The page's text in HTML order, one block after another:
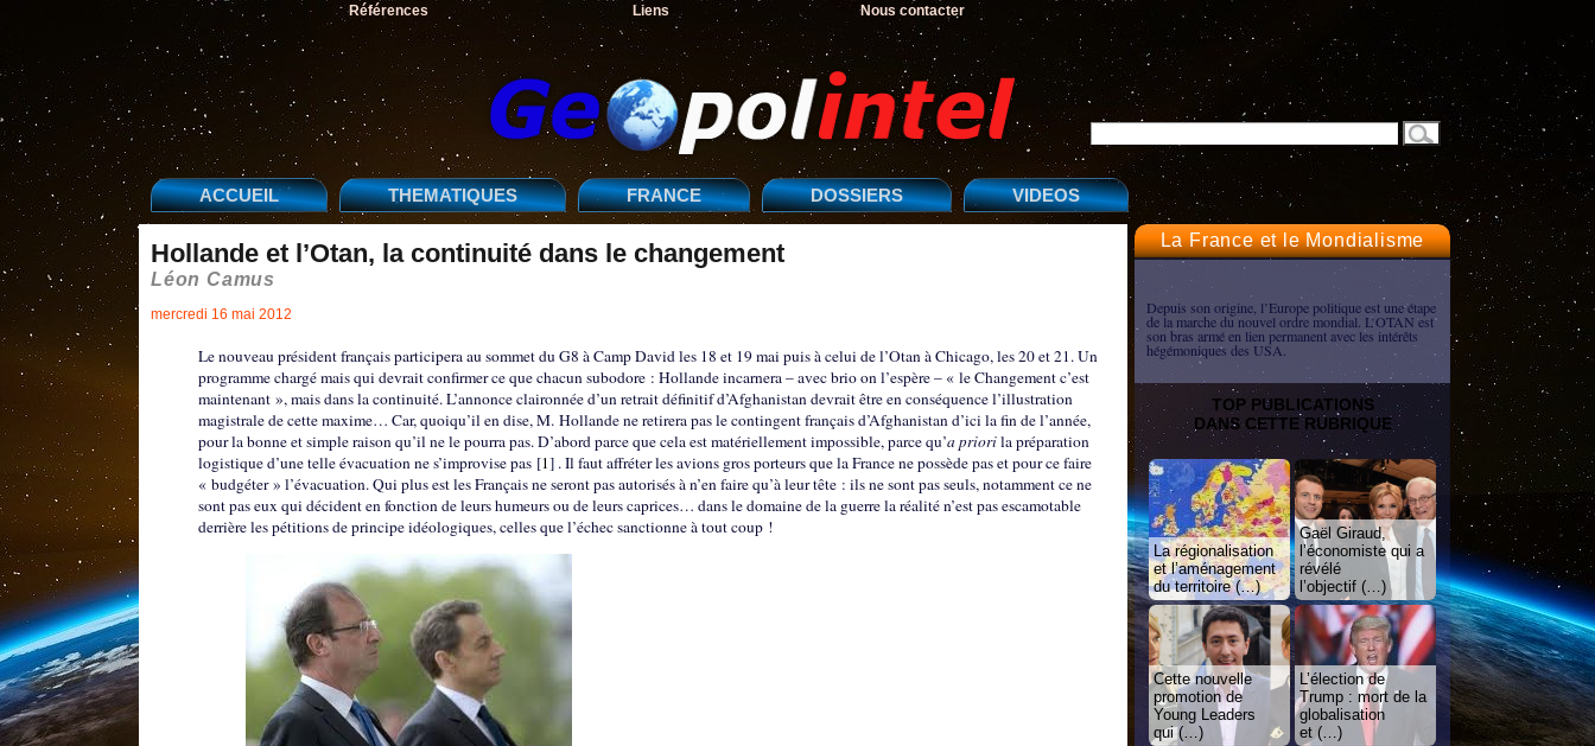
Références Liens Nous contacter
ACCUEIL THEMATIQUES FRANCE DOSSIERS VIDEOS
Hollande et l’Otan, la continuité dans le changement
Léon Camus
mercredi 16 mai 2012
Le nouveau président français participera au sommet du G8 à Camp David les 18 et 19 mai puis à celui de l’Otan à Chicago, les 20 et 21. Un
programme chargé mais qui devrait confirmer ce que chacun subodore : Hollande incarnera – avec brio on l’espère – « le Changement c’est
maintenant », mais dans la continuité. L’annonce claironnée d’un retrait définitif d’Afghanistan devrait être en conséquence l’illustration
magistrale de cette maxime… Car, quoiqu’il en dise, M. Hollande ne retirera pas le contingent français d’Afghanistan d’ici la fin de l’année,
pour la bonne et simple raison qu’il ne le pourra pas. D’abord parce que cela est matériellement impossible, parce qu’a priorila préparation
logistique d’une telle évacuation ne s’improvise pas [1] . Il faut affréter les avions gros porteurs que la France ne possède pas et pour ce faire
« budgéter » l’évacuation. Qui plus est les Français ne seront pas autorisés à n’en faire qu’à leur tête : ils ne sont pas seuls, notamment ce ne
sont pas eux qui décident en fonction de leurs humeurs ou de leurs caprices… dans le domaine de la guerre la réalité n’est pas escamotable
derrière les pétitions de principe idéologiques, celles que l’échec sanctionne à tout coup !
La France et le Mondialisme
Depuis son origine, l’Europe politique est une étape
de la marche du nouvel ordre mondial. L’OTAN est
son bras armé en lien permanent avec les intérêts
hégémoniques des USA.
TOP PUBLICATIONS
DANS CETTE RUBRIQUE
La régionalisation
et l’aménagement
du territoire (…)
Gaël Giraud,
l’économiste qui a
révélé
l’objectif (…)
Cette nouvelle
promotion de
Young Leaders
qui (…)
L’élection de
Trump : mort de la
globalisation
et (…)